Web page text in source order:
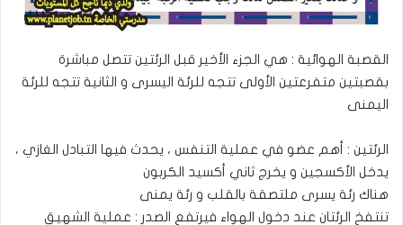
القصبة الهوائية : هي الجزء الأخير قبل الرئتين تتصل مباشرة
بقصبتين متفرعتين الأولى تتجه للرئة اليسرى و الثانية تتجه للرئة
اليمنى
الرئتين : أهم عضو في عملية التنفس ، يحدث فيها التبادل الغازي ،
يدخل الأكسجين و يخرج ثاني أكسيد الكربون
هناك رئة يسرى ملتصقة بالقلب و رئة يمنى
تنتفخ الرئتان عند دخول الهواء فيرتفع الصدر : عملية الشهيق